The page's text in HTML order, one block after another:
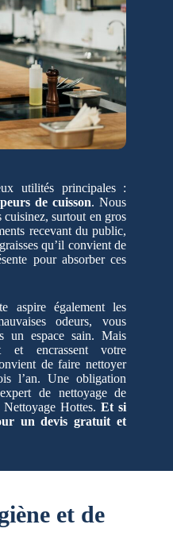
utilités principales :
de cuisson. Nous
surtout en gros
recevant du public,
qu’il convient de
pour absorber ces
aspire également les
odeurs, vous
un espace sain. Mais
et encrassent votre
de faire nettoyer
l’an. Une obligation
de nettoyage de
Nettoyage Hottes.Et si
un devis gratuit et
et de